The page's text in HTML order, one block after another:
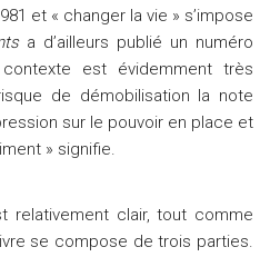
et « changer la vie » s’impose
a d’ailleurs publié un numéro
est évidemment très
de démobilisation la note
sur le pouvoir en place et
» signifie.
relativement clair, tout comme
se compose de trois parties.